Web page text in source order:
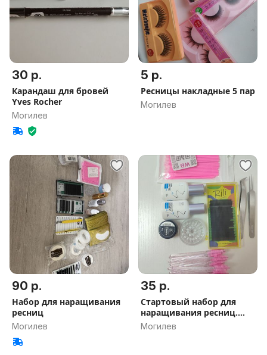
30 р.
Карандаш для бровей
Yves Rocher
Могилев
5 р.
Ресницы накладные 5 пар
Могилев
90 р.
Набор для наращивания
ресниц
Могилев
35 р.
Стартовый набор для
наращивания ресниц.
(Без клея)
Могилев